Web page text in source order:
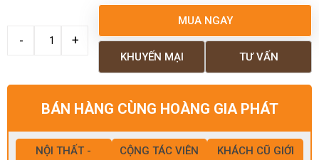
MUA NGAY
TƯ VẤN
KHUYẾN MẠI
BÁN HÀNG CÙNG HOÀNG GIA PHÁT
NỘI THẤT -
CỘNG TÁC VIÊN
KHÁCH CŨ GIỚI